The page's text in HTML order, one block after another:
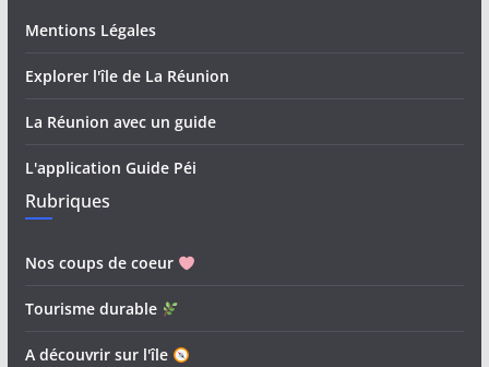
Mentions Légales
Explorer l'île de La Réunion
La Réunion avec un guide
L'application Guide Péi
Rubriques
Nos coups de coeur
Tourisme durable
A découvrir sur l'île